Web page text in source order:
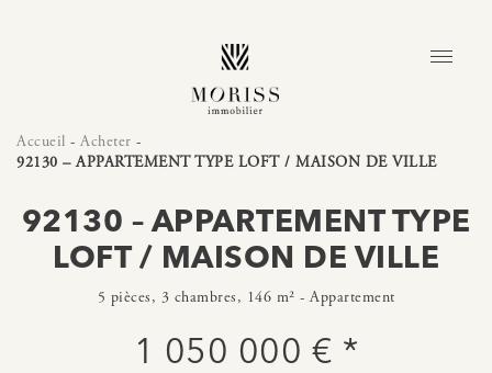
Accueil - Acheter -
92130 – APPARTEMENT TYPE LOFT / MAISON DE VILLE
92130 – APPARTEMENT TYPE
LOFT / MAISON DE VILLE
5 pièces, 3 chambres, 146 m² - Appartement
1 050 000 € *